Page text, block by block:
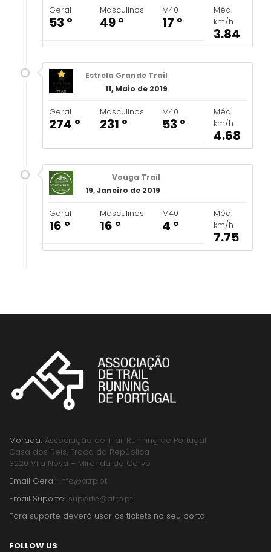
Geral
53 º
Masculinos
49 º
M40
17 º
Méd.
km/h
3.84
Estrela Grande Trail
11, Maio de 2019
Geral
274 º
Masculinos
231 º
M40
53 º
Méd.
km/h
4.68
Vouga Trail
19, Janeiro de 2019
Geral
16 º
Masculinos
16 º
M40
4 º
Méd.
km/h
7.75
Morada: Associação de Trail Running de Portugal
Casa dos Reis, Praça da República
3220 Vila Nova – Miranda do Corvo
Email Geral: info@atrp.pt
Email Suporte: suporte@atrp.pt
Para suporte deverá usar os tickets no seu portal
FOLLOW US